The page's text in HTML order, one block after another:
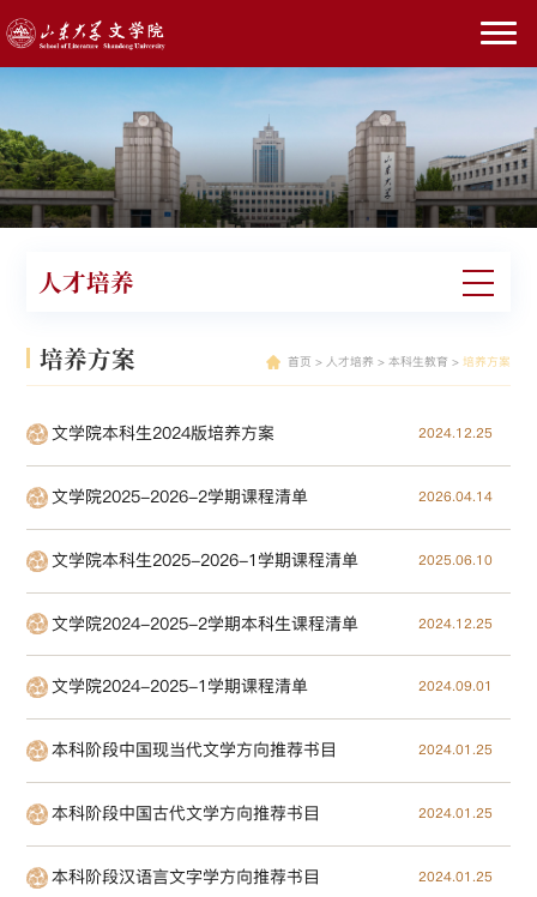
人才培养
培养方案 首页 > 人才培养 > 本科生教育 > 培养方案
文学院本科生2024版培养方案 2024.12.25
文学院2025-2026-2学期课程清单 2026.04.14
文学院本科生2025-2026-1学期课程清单 2025.06.10
文学院2024-2025-2学期本科生课程清单 2024.12.25
文学院2024-2025-1学期课程清单 2024.09.01
本科阶段中国现当代文学方向推荐书目 2024.01.25
本科阶段中国古代文学方向推荐书目 2024.01.25
本科阶段汉语言文字学方向推荐书目 2024.01.25